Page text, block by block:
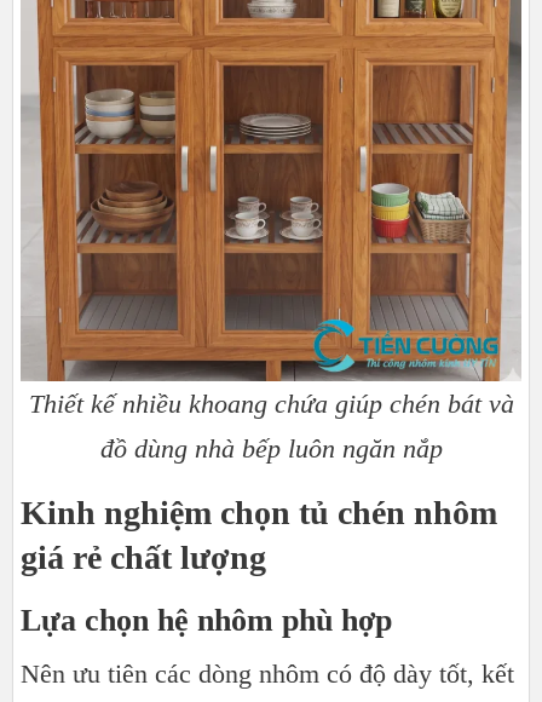
Thiết kế nhiều khoang chứa giúp chén bát và
đồ dùng nhà bếp luôn ngăn nắp​​​​​​​
Kinh nghiệm chọn tủ chén nhôm
giá rẻ chất lượng
Lựa chọn hệ nhôm phù hợp
Nên ưu tiên các dòng nhôm có độ dày tốt, kết